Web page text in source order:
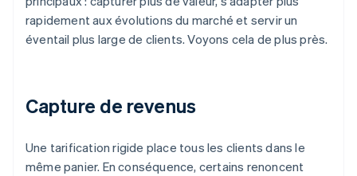
rapidement aux évolutions du marché et servir un
éventail plus large de clients. Voyons cela de plus près.
Capture de revenus
Une tarification rigide place tous les clients dans le
même panier. En conséquence, certains renoncent